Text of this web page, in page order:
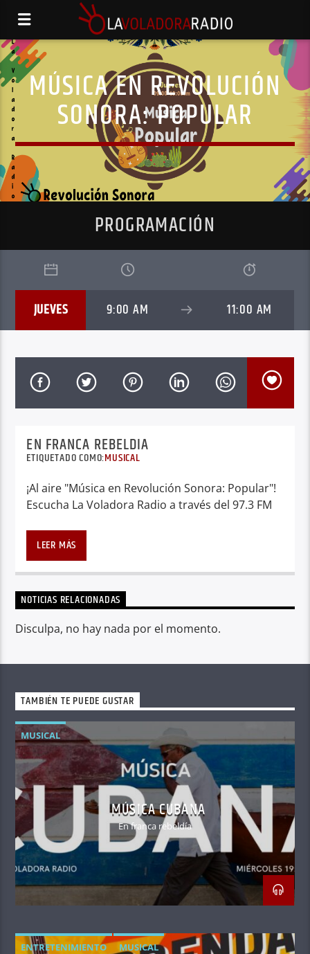
MÚSICA EN REVOLUCIÓN
SONORA: POPULAR
PROGRAMACIÓN
JUEVES 9:00 AM 11:00 AM
EN FRANCA REBELDIA
ETIQUETADO COMO:MUSICAL
¡Al aire "Música en Revolución Sonora: Popular"!
Escucha La Voladora Radio a través del 97.3 FM
LEER MÁS
NOTICIAS RELACIONADAS
Disculpa, no hay nada por el momento.
TAMBIÉN TE PUEDE GUSTAR
MUSICAL
MÚSICA CUBANA
En franca rebeldía
ENTRETENIMIENTO MUSICAL